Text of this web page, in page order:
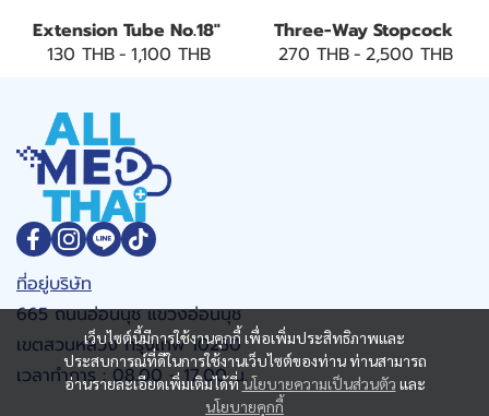
Extension Tube No.18"
130 THB- 1,100 THB
Three-Way Stopcock
270 THB- 2,500 THB
เว็บไซต์นี้มีการใช้งานคุกกี้ เพื่อเพิ่มประสิทธิภาพและ
ประสบการณ์ที่ดีในการใช้งานเว็บไซต์ของท่าน ท่านสามารถ
อ่านรายละเอียดเพิ่มเติมได้ที่นโยบายความเป็นส่วนตัว และ
นโยบายคุกกี้
ที่อยู่บริษัท
665 ถนนอ่อนนุช แขวงอ่อนนุช
เขตสวนหลวง กรุงเทพ 10250
เวลาทำการ : 08.00 - 17.00 น.